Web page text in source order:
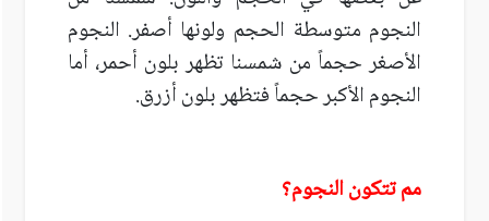
النجوم متوسطة الحجم ولونها أصفر. النجوم
الأصغر حجماً من شمسنا تظهر بلون أحمر، أما
النجوم الأكبر حجماً فتظهر بلون أزرق.
مم تتكون النجوم؟